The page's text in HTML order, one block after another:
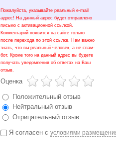
Пожалуйста, указывайте реальный e-mail
адрес! На данный адрес будет отправлено
письмо с активационной ссылкой.
Комментарий появится на сайте только
после перехода по этой ссылке. Нам важно
знать, что вы реальный человек, а не спам-
бот. Кроме того на данный адрес вы будете
получать уведомления об ответах на Ваш
отзыв.
Оценка
Положительный отзыв
Нейтральный отзыв
Отрицательный отзыв
Я согласен с условиями